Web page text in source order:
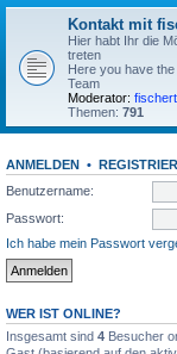
Kontakt mit
Hier habt Ihr die
treten
Here you have
Team
Moderator:
Themen: 791
ANMELDEN •
Benutzername:
Passwort:
Ich habe mein Passwort
WER IST ONLINE?
Insgesamt sind 4 Besucher